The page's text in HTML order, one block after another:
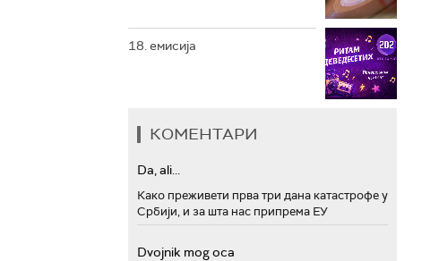
18. емисија
КОМЕНТАРИ
Da, ali...
Како преживети прва три дана катастрофе у
Србији, и за шта нас припрема ЕУ
Dvojnik mog oca